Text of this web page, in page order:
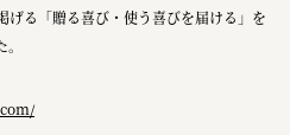
株式会社
げる「贈る喜び・使う喜びを届ける」を